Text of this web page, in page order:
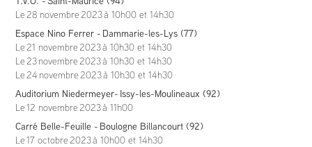
Le 28 novembre 2023 à 10h00 et 14h30
Espace Nino Ferrer - Dammarie-les-Lys (77)
Le 21 novembre 2023 à 10h30 et 14h30
Le 23 novembre 2023 à 10h30 et 14h30
Le 24 novembre 2023 à 10h30 et 14h30
Auditorium Niedermeyer- Issy-les-Moulineaux (92)
Le 12 novembre 2023 à 11h00
Carré Belle-Feuille - Boulogne Billancourt (92)
Le 17 octobre 2023 à 10h00 et 14h30